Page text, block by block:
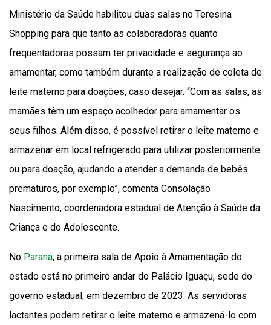
Ministério da Saúde habilitou duas salas no Teresina
Shopping para que tanto as colaboradoras quanto
frequentadoras possam ter privacidade e segurança ao
amamentar, como também durante a realização de coleta de
leite materno para doações, caso desejar. “Com as salas, as
mamães têm um espaço acolhedor para amamentar os
seus filhos. Além disso, é possível retirar o leite materno e
armazenar em local refrigerado para utilizar posteriormente
ou para doação, ajudando a atender a demanda de bebês
prematuros, por exemplo”, comenta Consolação
Nascimento, coordenadora estadual de Atenção à Saúde da
Criança e do Adolescente.
No Paraná, a primeira sala de Apoio à Amamentação do
estado está no primeiro andar do Palácio Iguaçu, sede do
governo estadual, em dezembro de 2023. As servidoras
lactantes podem retirar o leite materno e armazená-lo com